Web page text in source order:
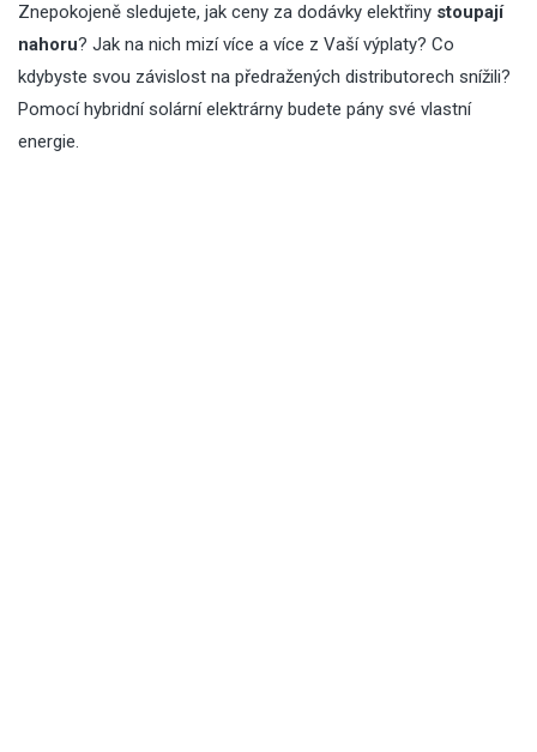
Znepokojeně sledujete, jak ceny za dodávky elektřiny stoupají
nahoru? Jak na nich mizí více a více z Vaší výplaty? Co
kdybyste svou závislost na předražených distributorech snížili?
Pomocíhybridní solární elektrárny budete pány své vlastní
energie.